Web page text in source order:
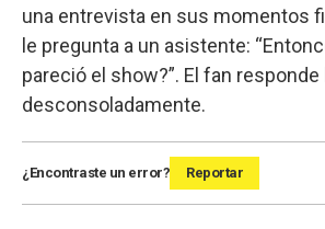
una entrevista en sus momentos
le pregunta a un asistente:
pareció el show?”. El fan
desconsoladamente.
¿Encontraste un error? Reportar